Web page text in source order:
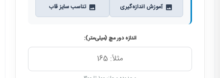
آموزش اندازه‌گیری تناسب سایز قاب
اندازه دور مچ (میلی‌متر):